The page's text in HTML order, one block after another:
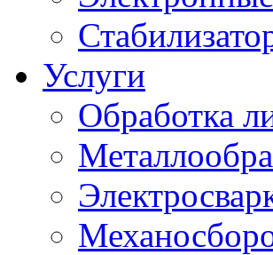
Услуги
Обработка